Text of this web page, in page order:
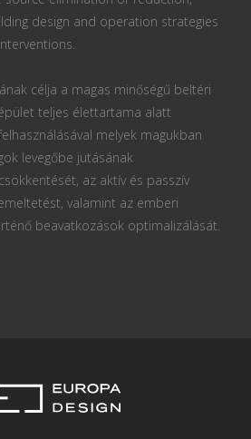
design and operation strategies
célja a magas minőségű beltéri
teljes élettartama alatt
melyek magukban
levegőbe jutásának
az aktív és passzív
valamint az emberi
beavatkozások optimalizálását.